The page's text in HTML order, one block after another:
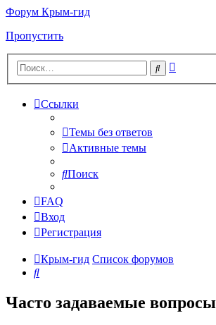
Форум Крым-гид
Пропустить
Поиск
Ссылки
Темы без ответов
Активные темы
Поиск
FAQ
Вход
Регистрация
Крым-гид Список форумов
Поиск
Часто задаваемые вопросы